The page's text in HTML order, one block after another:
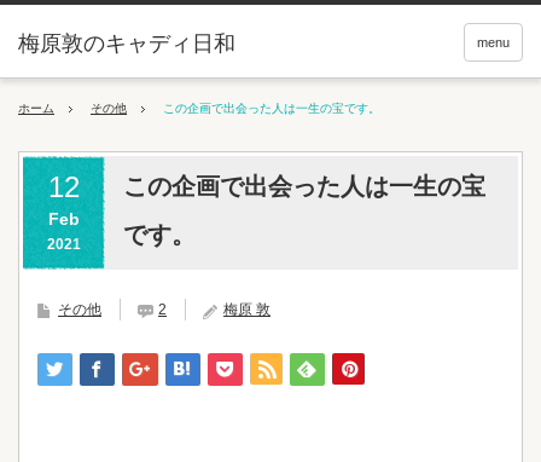
menu
梅原敦のキャディ日和
ホーム その他 この企画で出会った人は一生の宝です。
12
Feb
2021
この企画で出会った人は一生の宝
です。
その他 2 梅原 敦